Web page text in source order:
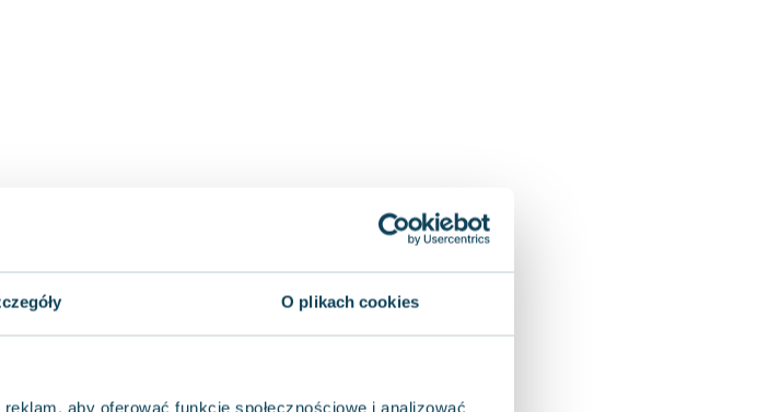
O plikach cookies
aby oferować funkcje społecznościowe i analizować